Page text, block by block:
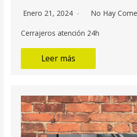
Enero 21, 2024 No Hay
Cerrajeros atención 24h
Leer más